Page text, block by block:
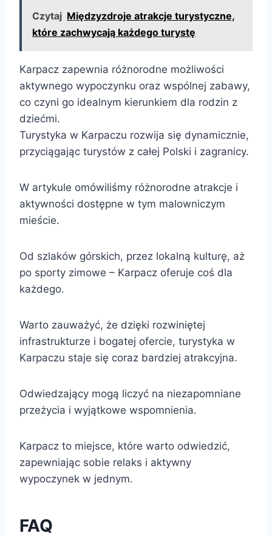
Czytaj Międzyzdroje atrakcje turystyczne,
które zachwycają każdego turystę
Karpacz zapewnia różnorodne możliwości
aktywnego wypoczynku oraz wspólnej zabawy,
co czyni go idealnym kierunkiem dla rodzin z
dziećmi.
Turystyka w Karpaczu rozwija się dynamicznie,
przyciągając turystów z całej Polski i zagranicy.
W artykule omówiliśmy różnorodne atrakcje i
aktywności dostępne w tym malowniczym
mieście.
Od szlaków górskich, przez lokalną kulturę, aż
po sporty zimowe – Karpacz oferuje coś dla
każdego.
Warto zauważyć, że dzięki rozwiniętej
infrastrukturze i bogatej ofercie, turystyka w
Karpaczu staje się coraz bardziej atrakcyjna.
Odwiedzający mogą liczyć na niezapomniane
przeżycia i wyjątkowe wspomnienia.
Karpacz to miejsce, które warto odwiedzić,
zapewniając sobie relaks i aktywny
wypoczynek w jednym.
FAQ